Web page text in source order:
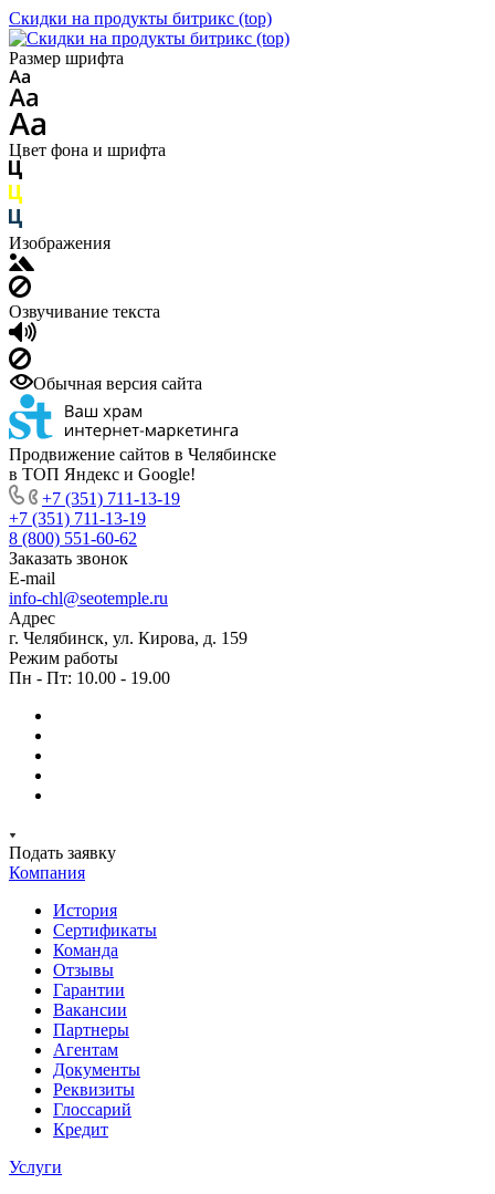
Скидки на продукты битрикс (top)
Размер шрифта
Цвет фона и шрифта
Изображения
Озвучивание текста
Обычная версия сайта
Продвижение сайтов в Челябинске
в ТОП Яндекс и Google!
+7 (351) 711-13-19
+7 (351) 711-13-19
8 (800) 551-60-62
Заказать звонок
E-mail
info-chl@seotemple.ru
Адрес
г. Челябинск, ул. Кирова, д. 159
Режим работы
Пн - Пт: 10.00 - 19.00
Подать заявку
Компания
История
Сертификаты
Команда
Отзывы
Гарантии
Вакансии
Партнеры
Агентам
Документы
Реквизиты
Глоссарий
Кредит
Услуги